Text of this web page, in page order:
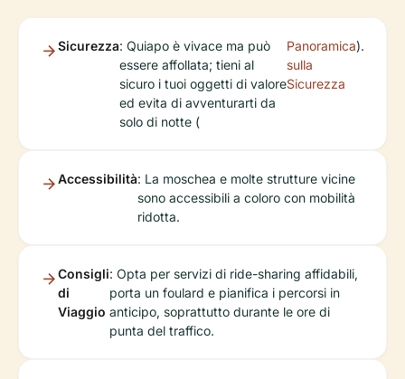
Sicurezza: Quiapo è vivace ma può
essere affollata; tieni al
sicuro i tuoi oggetti di valore
ed evita di avventurarti da
solo di notte (
Panoramica
sulla
Sicurezza
).
Accessibilità: La moschea e molte strutture vicine
sono accessibili a coloro con mobilità
ridotta.
Consigli
di
Viaggio
: Opta per servizi di ride-sharing affidabili,
porta un foulard e pianifica i percorsi in
anticipo, soprattutto durante le ore di
punta del traffico.